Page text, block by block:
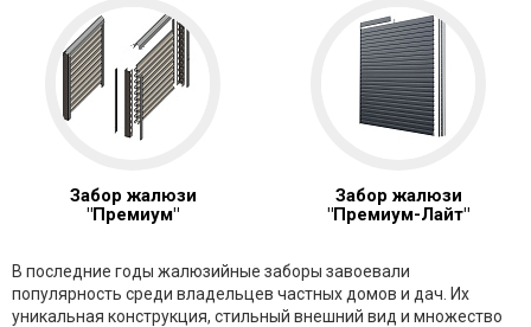
Забор жалюзи
"Премиум"
Забор жалюзи
"Премиум-Лайт"
В последние годы жалюзийные заборы завоевали
популярность среди владельцев частных домов и дач. Их
уникальная конструкция, стильный внешний вид и множество